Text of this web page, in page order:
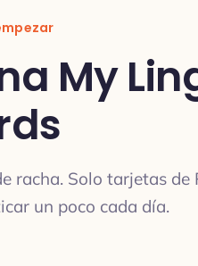
My
racha. Solo tarjetas de
un poco cada día.